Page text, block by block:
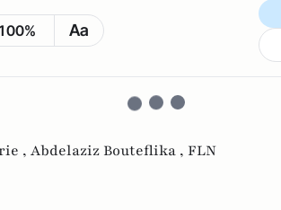
100% Aa
, Abdelaziz Bouteflika , FLN